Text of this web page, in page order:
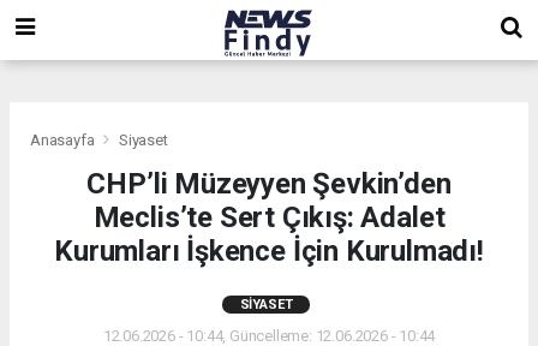
Anasayfa Siyaset
CHP’li Müzeyyen Şevkin’den
Meclis’te Sert Çıkış: Adalet
Kurumları İşkence İçin Kurulmadı!
SIYASET
12.06.2026 - 10:44, Güncelleme: 12.06.2026 - 10:44